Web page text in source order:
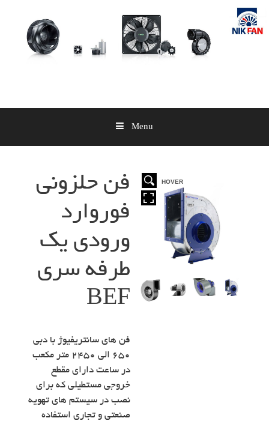
Skip
content
Menu
HOVER
HOVER
HOVER
HOVER
فن حلزونی
فوروارد
ورودی یک
طرفه سری
BEF
فن های سانتریفیوژ با دبی
۶۵۰ الی ۲۴۵۰ متر مکعب
در ساعت دارای مقطع
خروجی مستطیلی که برای
نصب در سیستم های تهویه
صنعتی و تجاری استفاده